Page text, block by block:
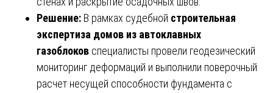
Решение: В рамках судебной строительная
экспертиза домов из автоклавных
газоблоков специалисты провели геодезический
мониторинг деформаций и выполнили поверочный
расчет несущей способности фундамента с